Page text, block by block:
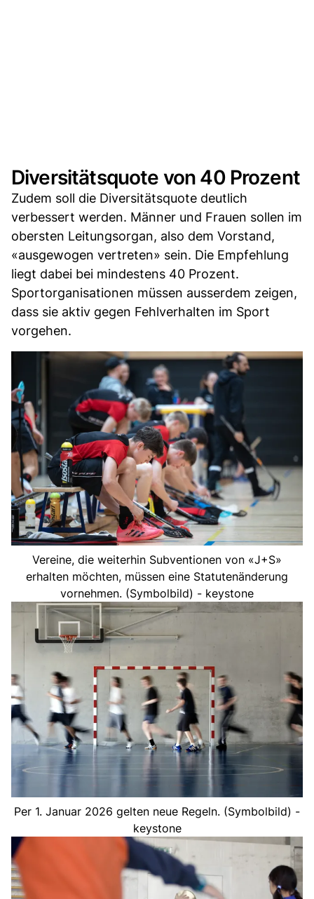
Diversitätsquote von 40 Prozent
Zudem soll die Diversitätsquote deutlich
verbessert werden. Männer und Frauen sollen im
obersten Leitungsorgan, also dem Vorstand,
«ausgewogen vertreten» sein. Die Empfehlung
liegt dabei bei mindestens 40 Prozent.
Sportorganisationen müssen ausserdem zeigen,
dass sie aktiv gegen Fehlverhalten im Sport
vorgehen.
Vereine, die weiterhin Subventionen von «J+S»
erhalten möchten, müssen eine Statutenänderung
vornehmen. (Symbolbild) - keystone
Per 1. Januar 2026 gelten neue Regeln. (Symbolbild) -
keystone